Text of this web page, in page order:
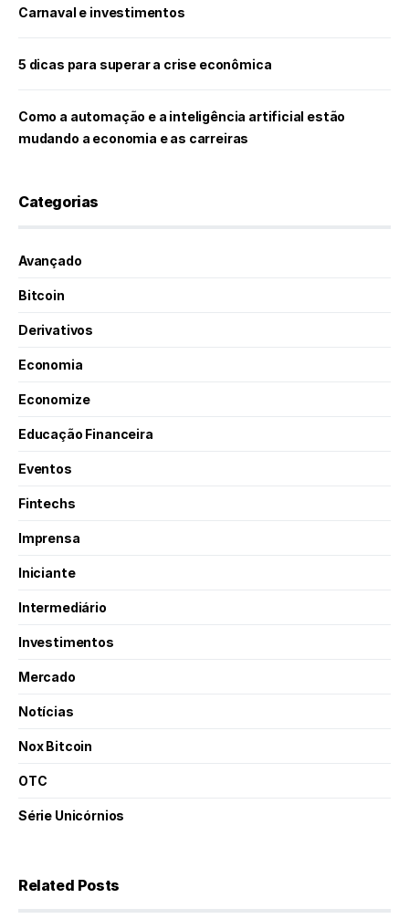
Carnaval e investimentos
5 dicas para superar a crise econômica
Como a automação e a inteligência artificial estão
mudando a economia e as carreiras
Categorias
Avançado
Bitcoin
Derivativos
Economia
Economize
Educação Financeira
Eventos
Fintechs
Imprensa
Iniciante
Intermediário
Investimentos
Mercado
Notícias
Nox Bitcoin
OTC
Série Unicórnios
Related Posts